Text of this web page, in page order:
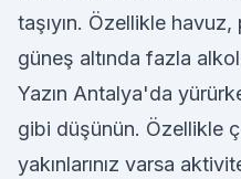
taşıyın. Özellikle
güneş altında fazla alkol
Yazın Antalya'da
gibi düşünün. Özellikle
yakınlarınız varsa